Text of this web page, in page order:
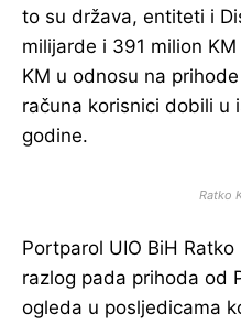
to su država, entiteti i
milijarde i 391 milion
KM u odnosu na
računa korisnici dobili u
godine.
Ratko
Portparol UIO BiH
razlog pada prihoda od
ogleda u posljedicama